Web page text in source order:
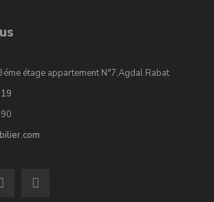
étage appartement N°7,Agdal Rabat